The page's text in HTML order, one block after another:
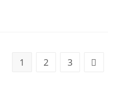
1 2 3 Go to